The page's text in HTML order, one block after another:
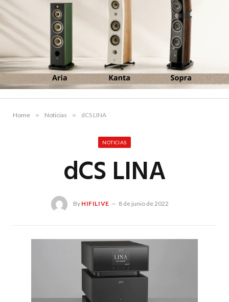
Home » Noticias » dCS LINA
NOTICIAS
dCS LINA
By HIFILIVE 8 de junio de 2022